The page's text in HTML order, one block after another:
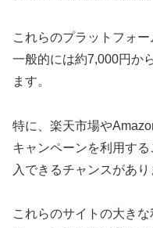
これらのプラットフォ
一般的には約7,000円か
ます。
特に、楽天市場や
キャンペーンを利用す
入できるチャンスがあり
これらのサイトの大き